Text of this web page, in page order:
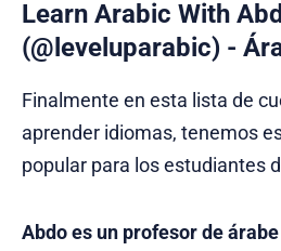
Learn Arabic With
(@leveluparabic) -
Finalmente en esta lista de
aprender idiomas, tenemos
popular para los estudiantes
Abdo es un profesor de